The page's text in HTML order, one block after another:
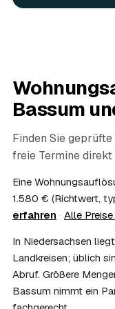
absetzbar?
In vielen Fällen ja:
lassen sich
Steuer absetzen,
Umständen als
ordentliche
genaue
09
Muss ich bei
sein?
weiter entfernt
sein, etwa um
10
Bekomme ich
Bassum
Finden Sie
freie Termine direkt
Eine
1.580 € (Richtwert,
erfahren · Alle
In Niedersachsen
Landkreisen; üblich
Abruf. Größere
Bassum nimmt ein